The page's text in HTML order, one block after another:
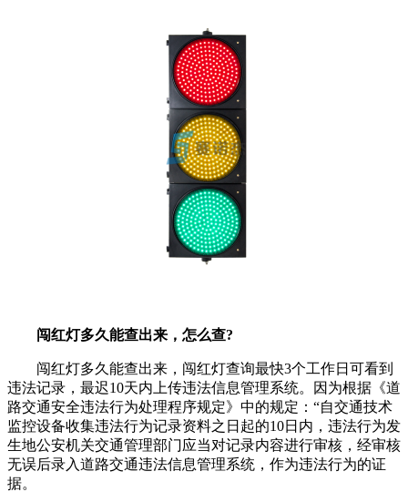
闯红灯多久能查出来，怎么查?
闯红灯多久能查出来，闯红灯查询最快3个工作日可看到
违法记录，最迟10天内上传违法信息管理系统。因为根据《道
路交通安全违法行为处理程序规定》中的规定：“自交通技术
监控设备收集违法行为记录资料之日起的10日内，违法行为发
生地公安机关交通管理部门应当对记录内容进行审核，经审核
无误后录入道路交通违法信息管理系统，作为违法行为的证
据。